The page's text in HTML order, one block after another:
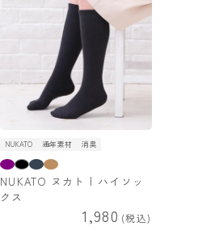
NUKATO 通年素材 消臭
NUKATO ヌカト | ハイソッ
クス
1,980 税込